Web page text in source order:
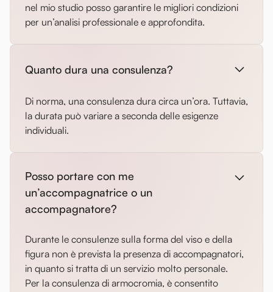
nel mio studio posso garantire le migliori condizioni
per un’analisi professionale e approfondita.
Quanto dura una consulenza?
Di norma, una consulenza dura circa un’ora. Tuttavia,
la durata può variare a seconda delle esigenze
individuali.
Posso portare con me
un’accompagnatrice o un
accompagnatore?
Durante le consulenze sulla forma del viso e della
figura non è prevista la presenza di accompagnatori,
in quanto si tratta di un servizio molto personale.
Per la consulenza di armocromia, è consentito